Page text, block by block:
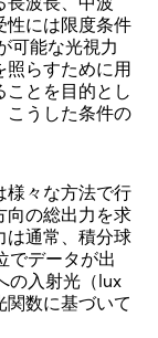
性には限度条件
可能な光視力
照らすために用
ことを目的とし
こうした条件の
様々な方法で行
向の総出力を求
は通常、積分球
でデータが出
の入射光（lux
数に基づいて